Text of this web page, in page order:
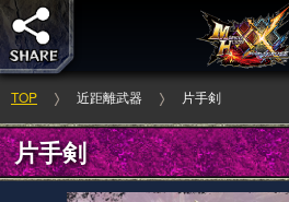
TOP 近距離武器 片手剣
片手剣
ギルド
エリアル
ブレイヴ